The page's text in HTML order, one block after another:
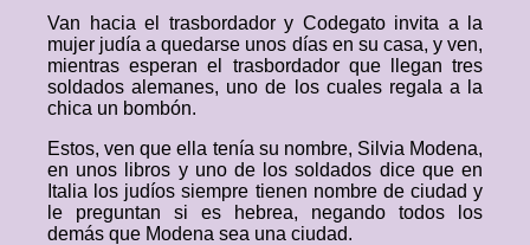
Van hacia el trasbordador y Codegato invita a la
mujer judía a quedarse unos días en su casa, y ven,
mientras esperan el trasbordador que llegan tres
soldados alemanes, uno de los cuales regala a la
chica un bombón.
Estos, ven que ella tenía su nombre, Silvia Modena,
en unos libros y uno de los soldados dice que en
Italia los judíos siempre tienen nombre de ciudad y
le preguntan si es hebrea, negando todos los
demás que Modena sea una ciudad.